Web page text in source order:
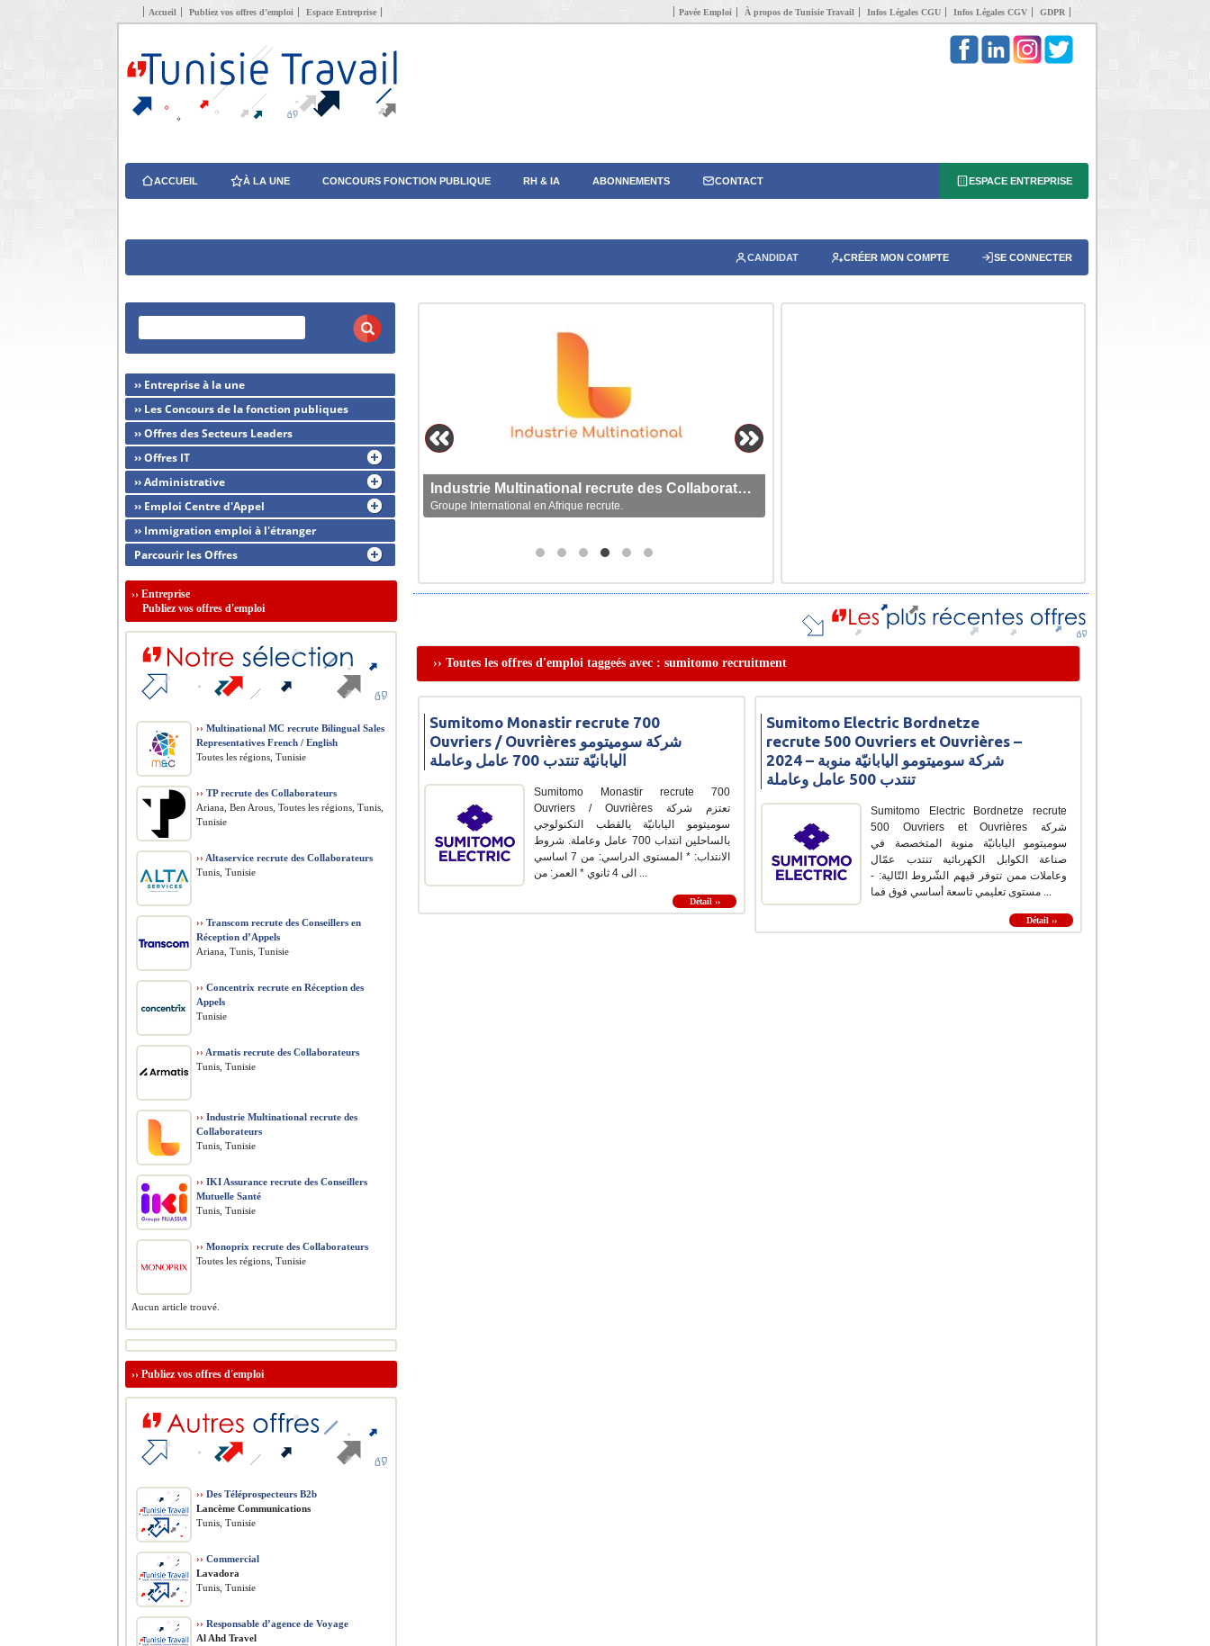
Accueil Publiez vos offres d’emploi Espace Entreprise Pavée Emploi À propos de Tunisie Travail Infos Légales CGU Infos Légales CGV GDPR
ACCUEIL À LA UNE CONCOURS FONCTION PUBLIQUE RH & IA ABONNEMENTS CONTACT ESPACE ENTREPRISE
CANDIDAT CRÉER MON COMPTE SE CONNECTER
Industrie Multinational recrute des Collaborateurs
Groupe International en Afrique recrute.
›› Toutes les offres d'emploi taggeés avec : sumitomo recruitment
Sumitomo Monastir recrute 700
Ouvriers / Ouvrières شركة سوميتومو
اليابانيّة تنتدب 700 عامل وعاملة
Sumitomo Monastir recrute 700
Ouvriers / Ouvrières تعتزم شركة
سوميتومو اليابانيّة يالقطب التكنولوجي
بالساحلين انتداب 700 عامل وعاملة. شروط
الانتداب: * المستوى الدراسي: من 7 اساسي
الى 4 ثانوي * العمر: من ...
Détail ››
Sumitomo Electric Bordnetze
recrute 500 Ouvriers et Ouvrières –
2024 – شركة سوميتومو اليابانيّة منوبة
تنتدب 500 عامل وعاملة
Sumitomo Electric Bordnetze recrute
500 Ouvriers et Ouvrières شركة
سوميتومو اليابانيّة منوبة المتخصصة في
صناعة الكوابل الكهربائية تنتدب عمّال
وعاملات ممن تتوفر فيهم الشّروط التّالية: -
مستوى تعليمي تاسعة أساسي فوق فما ...
Détail ››
›› Entreprise à la une
›› Les Concours de la fonction publiques
›› Offres des Secteurs Leaders
›› Offres IT
›› Administrative
›› Emploi Centre d'Appel
›› Immigration emploi à l'étranger
Parcourir les Offres
›› Entreprise
Publiez vos offres d'emploi
›› Multinational MC recrute Bilingual Sales
Representatives French / English
Toutes les régions, Tunisie
›› TP recrute des Collaborateurs
Ariana, Ben Arous, Toutes les régions, Tunis,
Tunisie
›› Altaservice recrute des Collaborateurs
Tunis, Tunisie
›› Transcom recrute des Conseillers en
Réception d’Appels
Ariana, Tunis, Tunisie
›› Concentrix recrute en Réception des
Appels
Tunisie
›› Armatis recrute des Collaborateurs
Tunis, Tunisie
›› Industrie Multinational recrute des
Collaborateurs
Tunis, Tunisie
›› IKI Assurance recrute des Conseillers
Mutuelle Santé
Tunis, Tunisie
›› Monoprix recrute des Collaborateurs
Toutes les régions, Tunisie
Aucun article trouvé.
›› Publiez vos offres d'emploi
›› Des Téléprospecteurs B2b
Lancème Communications
Tunis, Tunisie
›› Commercial
Lavadora
Tunis, Tunisie
›› Responsable d’agence de Voyage
Al Ahd Travel